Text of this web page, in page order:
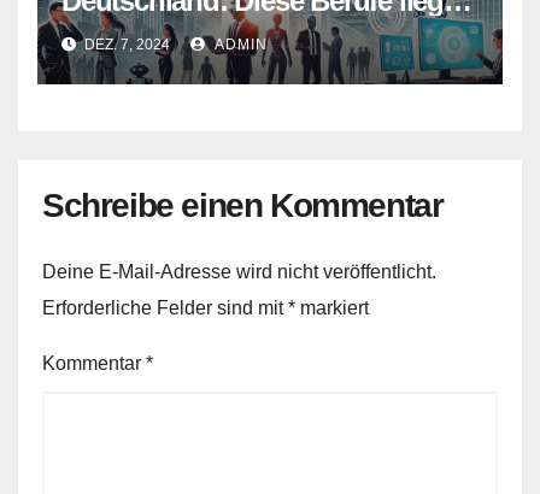
im Trend
DEZ. 7, 2024 ADMIN
Schreibe einen Kommentar
Deine E-Mail-Adresse wird nicht veröffentlicht.
Erforderliche Felder sind mit* markiert
Kommentar *